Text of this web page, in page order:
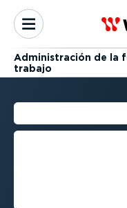
Adminis­tración de la
trabajo
Monitorea las